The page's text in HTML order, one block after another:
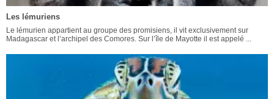
Les lémuriens
Le lémurien appartient au groupe des promisiens, il vit exclusivement sur
Madagascar et l’archipel des Comores. Sur l’île de Mayotte il est appelé ...